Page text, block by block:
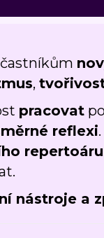
,
pracovat
reflexi
repertoáru
nástroje a